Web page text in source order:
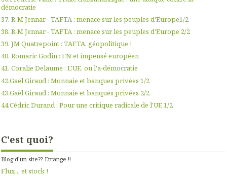
démocratie
37. R-M Jennar - TAFTA : menace sur les peuples d'Europe1/2
38. R-M Jennar - TAFTA : menace sur les peuples d'Europe 2/2
39. JM Quatrepoint : TAFTA, géopolitique !
40. Romaric Godin : FN et impensé européen
41. Coralie Delaume : L'UE, ou l'a-démocratie
42.Gaël Giraud : Monnaie et banques privées 1/2
43.Gaël Giraud : Monnaie et banques privées 2/2
44.Cédric Durand : Pour une critique radicale de l'UE 1/2
C'est quoi?
Blog d'un site?? Etrange !!
Flux... et stock !